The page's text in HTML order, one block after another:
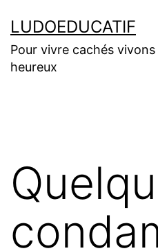
au
contenu
LUDOEDUCATIF
Pour vivre cachés vivons
heureux